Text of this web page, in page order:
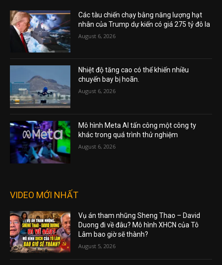
Các tàu chiến chạy bằng năng lượng hạt
nhân của Trump dự kiến có giá 275 tỷ đô la
August 6, 2026
Nhiệt độ tăng cao có thể khiến nhiều
chuyến bay bị hoãn.
August 6, 2026
Mô hình Meta AI tấn công một công ty
khác trong quá trình thử nghiệm
August 6, 2026
VIDEO MỚI NHẤT
Vụ án tham nhũng Sheng Thao – David
Duong đi về đâu? Mô hình XHCN của Tô
Lâm bao giờ sẽ thành?
August 5, 2026